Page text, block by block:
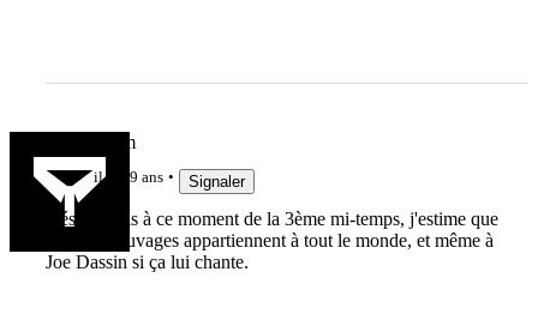
YannisDom
il y a 9 ans Signaler
Désolé mais à ce moment de la 3ème mi-temps, j'estime que
les Oies sauvages appartiennent à tout le monde, et même à
Joe Dassin si ça lui chante.